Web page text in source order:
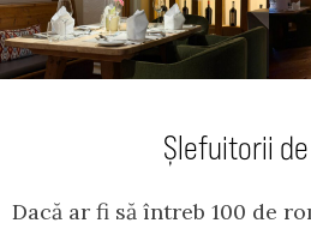
Șlefuitorii
Dacă ar fi să întreb 100 de